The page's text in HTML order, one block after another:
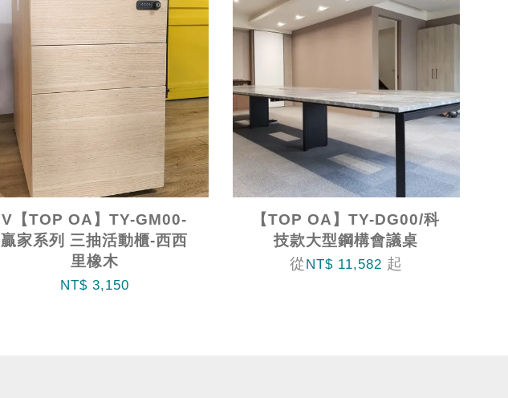
V【TOP OA】TY-GM00-
贏家系列 三抽活動櫃-西西
里橡木
NT$ 3,150
【TOP OA】TY-DG00/科
技款大型鋼構會議桌
從 NT$ 11,582 起